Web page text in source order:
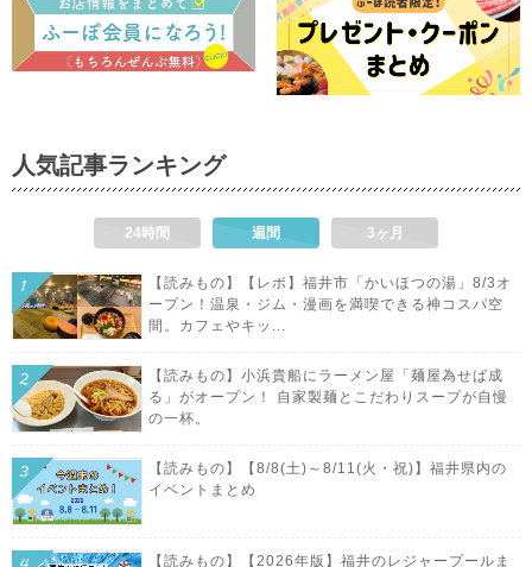
人気記事ランキング
24時間 週間 3ヶ月
【読みもの】【レポ】福井市「かいほつの湯」8/3オ
ープン！温泉・ジム・漫画を満喫できる神コスパ空
間。カフェやキッ...
【読みもの】小浜貴船にラーメン屋「麺屋為せば成
る」がオープン！ 自家製麺とこだわりスープが自慢
の一杯。
【読みもの】【8/8(土)～8/11(火・祝)】福井県内の
イベントまとめ
【読みもの】【2026年版】福井のレジャープールま